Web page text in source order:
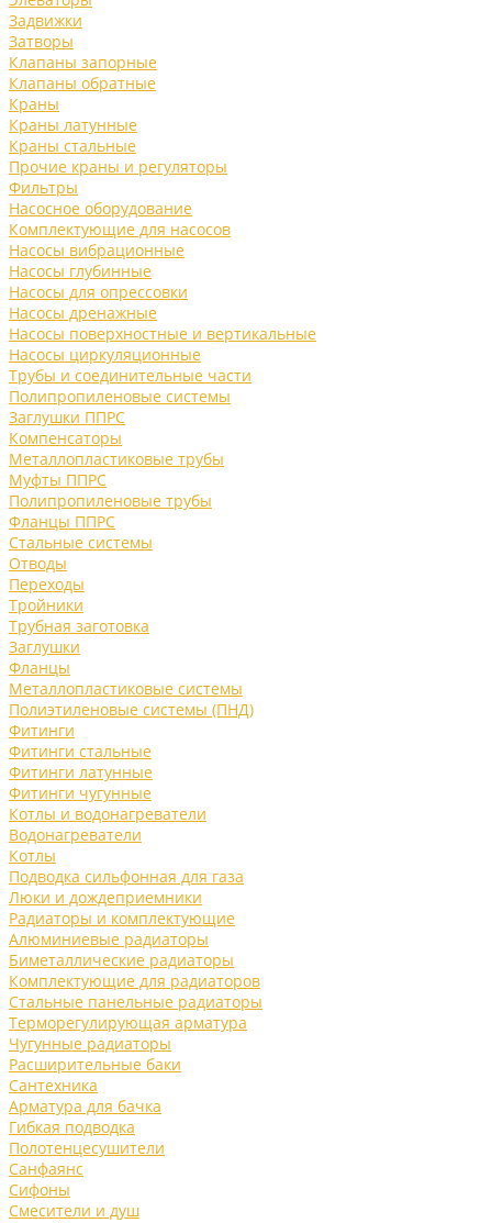
Задвижки
Затворы
Клапаны запорные
Клапаны обратные
Краны
Краны латунные
Краны стальные
Прочие краны и регуляторы
Фильтры
Насосное оборудование
Комплектующие для насосов
Насосы вибрационные
Насосы глубинные
Насосы для опрессовки
Насосы дренажные
Насосы поверхностные и вертикальные
Насосы циркуляционные
Трубы и соединительные части
Полипропиленовые системы
Заглушки ППРС
Компенсаторы
Металлопластиковые трубы
Муфты ППРС
Полипропиленовые трубы
Фланцы ППРС
Стальные системы
Отводы
Переходы
Тройники
Трубная заготовка
Заглушки
Фланцы
Металлопластиковые системы
Полиэтиленовые системы (ПНД)
Фитинги
Фитинги стальные
Фитинги латунные
Фитинги чугунные
Котлы и водонагреватели
Водонагреватели
Котлы
Подводка сильфонная для газа
Люки и дождеприемники
Радиаторы и комплектующие
Алюминиевые радиаторы
Биметаллические радиаторы
Комплектующие для радиаторов
Стальные панельные радиаторы
Терморегулирующая арматура
Чугунные радиаторы
Расширительные баки
Сантехника
Арматура для бачка
Гибкая подводка
Полотенцесушители
Санфаянс
Сифоны
Смесители и душ